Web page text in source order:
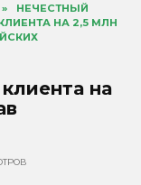
»
НЕЧЕСТНЫЙ
НА 2,5 МЛН
на